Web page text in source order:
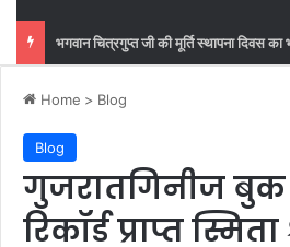
Home > Blog
Blog
गुजरातगिनीज
रिकॉर्ड प्राप्त